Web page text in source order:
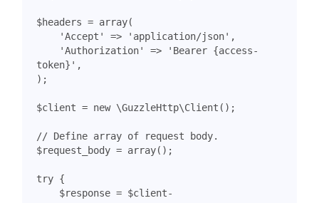
$headers = array(
'Accept'
=> 'application/json' ,
'Authorization'
=>
'Bearer {access-
token}' ,
);
$client = new \GuzzleHttp\Client ();
$request_body = array();
try {
$response = $client-